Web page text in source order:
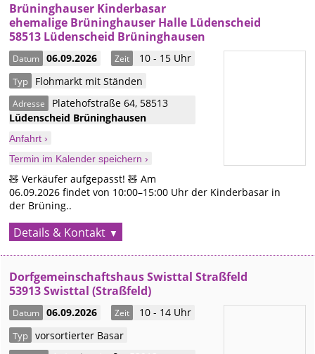
Brüninghauser Kinderbasar
ehemalige Brüninghauser Halle Lüdenscheid
58513 Lüdenscheid Brüninghausen
Datum 06.09.2026 Zeit 10 - 15 Uhr
Typ Flohmarkt mit Ständen
Adresse Platehofstraße 64, 58513
Lüdenscheid Brüninghausen
Anfahrt ›
Termin im Kalender speichern ›
🧸 Verkäufer aufgepasst! 🧸 Am
06.09.2026 findet von 10:00–15:00 Uhr der Kinderbasar in
der Brüning..
Details & Kontakt
Dorfgemeinschaftshaus Swisttal Straßfeld
53913 Swisttal (Straßfeld)
Datum 06.09.2026 Zeit 10 - 14 Uhr
Typ vorsortierter Basar